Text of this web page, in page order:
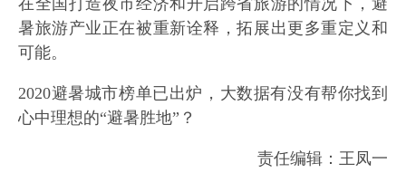
暑旅游产业正在被重新诠释，拓展出更多重定义和
可能。
2020避暑城市榜单已出炉，大数据有没有帮你找到
心中理想的“避暑胜地”？
责任编辑：王凤一